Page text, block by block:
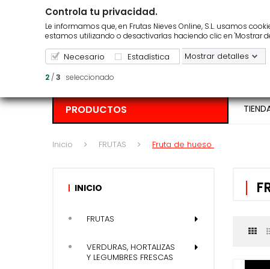
¿Repartimos en tu zona?
PRODUCTOS
Inicio FRUTAS Fruta de hueso
INICIO
FRUTAS
VERDURAS, HORTALIZAS
Y LEGUMBRES FRESCAS
Controla tu privacidad.
Le informamos que, en Frutas Nieves Online, S.L. usamos
estamos utilizando o desactivarlas haciendo clic en 'Mostrar
Necesario Estadística Mostrar detalles
2 /3 seleccionado